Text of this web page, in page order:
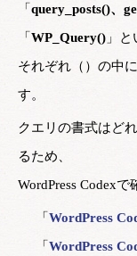
「 query_posts()、
「 WP_Query() 」
それぞれ（）の中
す。
クエリの書式はど
るため、
WordPress Codexで
「 WordPress
「 WordPress